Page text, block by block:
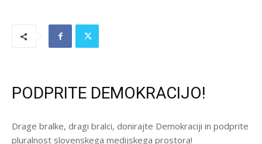
PODPRITE DEMOKRACIJO!
Drage bralke, dragi bralci, donirajte Demokraciji in podprite
pluralnost slovenskega medijskega prostora!